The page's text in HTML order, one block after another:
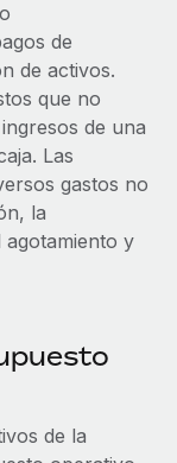
de
de activos.
que no
de una
Las
gastos no
la
agotamiento y
de la